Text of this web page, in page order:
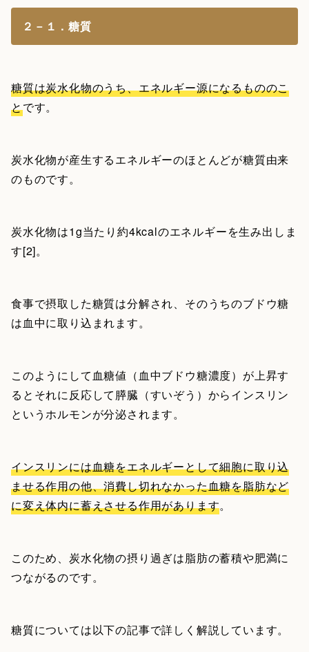
２－１．糖質
糖質は炭水化物のうち、エネルギー源になるもののこ
とです。
炭水化物が産生するエネルギーのほとんどが糖質由来
のものです。
炭水化物は1g当たり約4kcalのエネルギーを生み出しま
す[2]。
食事で摂取した糖質は分解され、そのうちのブドウ糖
は血中に取り込まれます。
このようにして血糖値（血中ブドウ糖濃度）が上昇す
るとそれに反応して膵臓（すいぞう）からインスリン
というホルモンが分泌されます。
インスリンには血糖をエネルギーとして細胞に取り込
ませる作用の他、消費し切れなかった血糖を脂肪など
に変え体内に蓄えさせる作用があります。
このため、炭水化物の摂り過ぎは脂肪の蓄積や肥満に
つながるのです。
糖質については以下の記事で詳しく解説しています。